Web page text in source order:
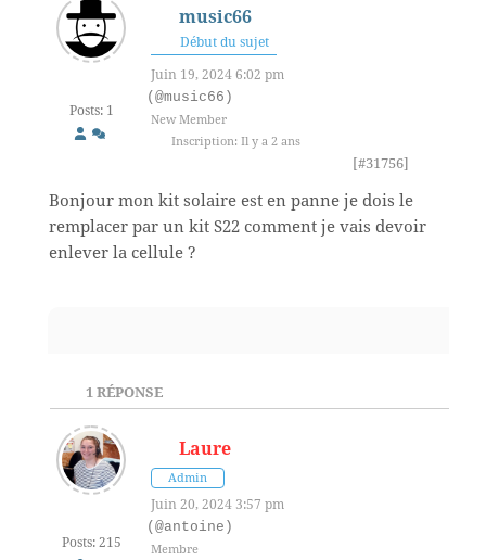
Posts: 1
music66
Début du sujet
Juin 19, 2024 6:02 pm
(@music66)
New Member
Inscription: Il y a 2 ans
[#31756]
Bonjour mon kit solaire est en panne je dois le
remplacer par un kit S22 comment je vais devoir
enlever la cellule ?
1RÉPONSE
Posts: 215
Laure
Admin
Juin 20, 2024 3:57 pm
(@antoine)
Membre